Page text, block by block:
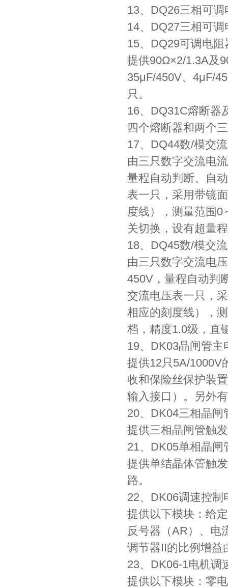
13、DQ26三相可
14、DQ27三相可
15、DQ29可调电
提供90Ω×2/1.3A及
35μF/450V、4μF/
只。
16、DQ31C熔断器
四个熔断器和两个
17、DQ44数/模交
由三只数字交流电
量程自动判断、自
表一只，采用带镜
度线），测量范围
关切换，设有超量
18、DQ45数/模交
由三只数字交流电
450V，量程自动判
交流电压表一只，
相应的刻度线），
档，精度1.0级，直
19、DK03晶闸管主
提供12只5A/1000V
收和保险丝保护装
输入接口）。另外
20、DK04三相晶闸
提供三相晶闸管触
21、DK05单相晶闸
提供单结晶体管触
路。
22、DK06调速控制
提供以下模块：给
反号器（AR）、电
调节器II的比例增益
23、DK06-1电机调
提供以下模块：零